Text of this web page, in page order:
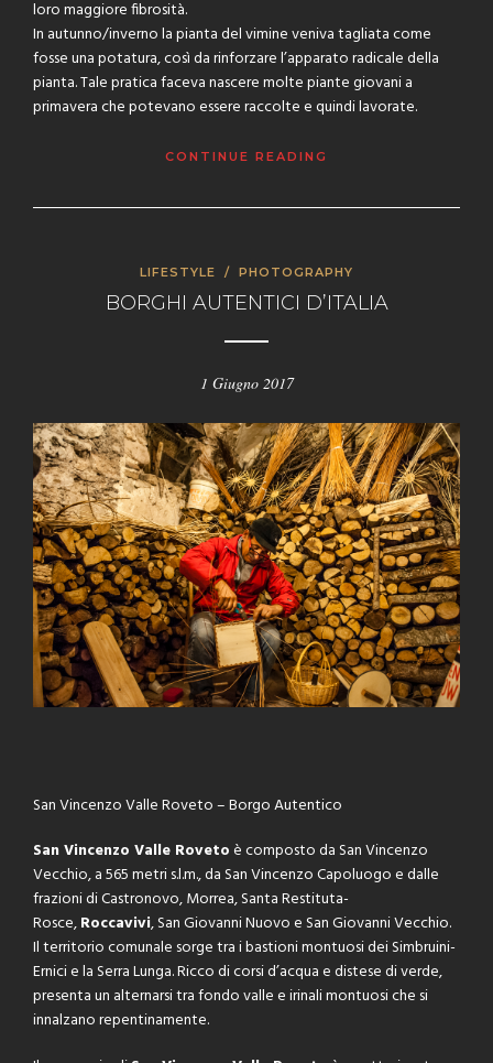
loro maggiore fibrosità.
In autunno/inverno la pianta del vimine veniva tagliata come
fosse una potatura, così da rinforzare l’apparato radicale della
pianta. Tale pratica faceva nascere molte piante giovani a
primavera che potevano essere raccolte e quindi lavorate.
CONTINUE READING
LIFESTYLE / PHOTOGRAPHY
BORGHI AUTENTICI D’ITALIA
1 Giugno 2017
San Vincenzo Valle Roveto – Borgo Autentico
San Vincenzo Valle Rovetoè composto da San Vincenzo
Vecchio, a 565 metri s.l.m., da San Vincenzo Capoluogo e dalle
frazioni di Castronovo, Morrea, Santa Restituta-
Rosce,Roccavivi, San Giovanni Nuovo e San Giovanni Vecchio.
Il territorio comunale sorge tra i bastioni montuosi dei Simbruini-
Ernici e la Serra Lunga. Ricco di corsi d’acqua e distese di verde,
presenta un alternarsi tra fondo valle e irinali montuosi che si
innalzano repentinamente.